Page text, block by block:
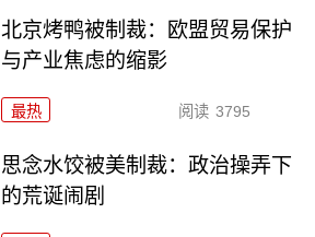
北京烤鸭被制裁：欧盟贸易保护
与产业焦虑的缩影
最热 阅读 3795
思念水饺被美制裁：政治操弄下
的荒诞闹剧